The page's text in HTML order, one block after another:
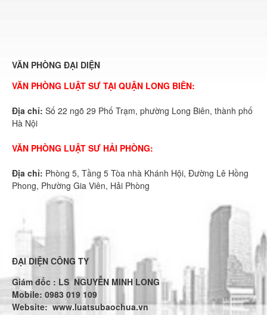
VĂN PHÒNG ĐẠI DIỆN
VĂN PHÒNG LUẬT SƯ TẠI QUẬN LONG BIÊN:
Địa chỉ: Số 22 ngõ 29 Phố Trạm, phường Long Biên, thành phố
Hà Nội
VĂN PHÒNG LUẬT SƯ HẢI PHÒNG:
Địa chỉ: Phòng 5, Tầng 5 Tòa nhà Khánh Hội, Đường Lê Hồng
Phong, Phường Gia Viên, Hải Phòng
ĐẠI DIỆN CÔNG TY
Giám đốc : LS NGUYỄN MINH LONG
Mobile: 0983 019 109
Website:www.luatsubaochua.vn